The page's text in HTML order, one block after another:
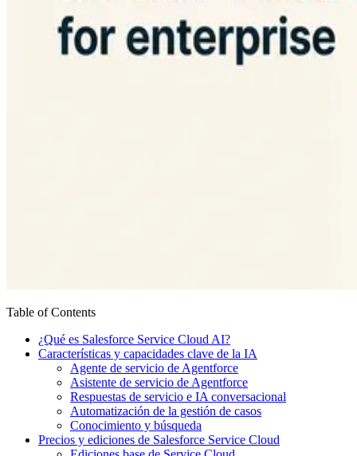
Table of Contents
¿Qué es Salesforce Service Cloud AI?
Características y capacidades clave de la IA
Agente de servicio de Agentforce
Asistente de servicio de Agentforce
Respuestas de servicio e IA conversacional
Automatización de la gestión de casos
Conocimiento y búsqueda
Precios y ediciones de Salesforce Service Cloud